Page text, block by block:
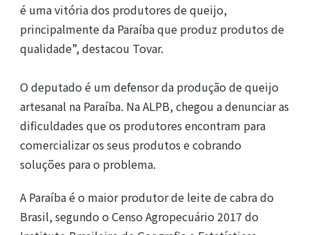
é uma vitória dos produtores de queijo,
principalmente da Paraíba que produz produtos de
qualidade”, destacou Tovar.
O deputado é um defensor da produção de queijo
artesanal na Paraíba. Na ALPB, chegou a denunciar as
dificuldades que os produtores encontram para
comercializar os seus produtos e cobrando
soluções para o problema.
A Paraíba é o maior produtor de leite de cabra do
Brasil, segundo o Censo Agropecuário 2017 do